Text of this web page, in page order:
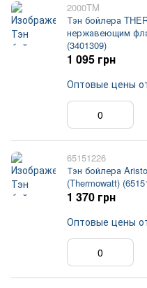
2000TM
Тэн бойлера
нержавеющим
(3401309)
1 095 грн
Оптовые цены
65151226
Тэн бойлера
(Thermowatt)
1 370 грн
Оптовые цены